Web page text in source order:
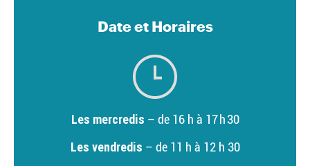
Date et Horaires
Les mercredis – de 16 h à 17 h 30
Les vendredis – de 11 h à 12 h 30